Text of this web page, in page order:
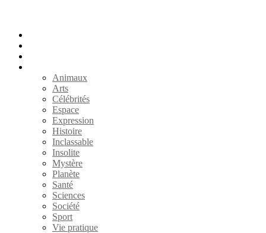
Animaux
Arts
Célébrités
Espace
Expression
Histoire
Inclassable
Insolite
Mystère
Planète
Santé
Sciences
Société
Sport
Vie pratique